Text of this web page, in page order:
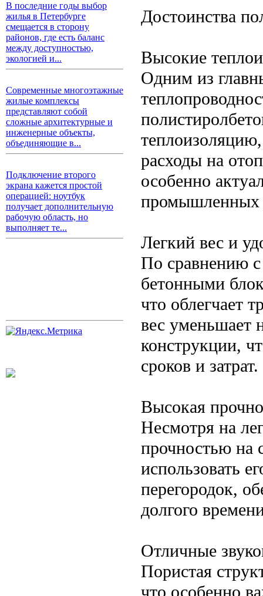
В последние годы выбор
жилья в Петербурге
смещается в сторону
районов, где есть баланс
между доступностью,
экологией и...
Современные многоэтажные
жилые комплексы
представляют собой
сложные архитектурные и
инженерные объекты,
объединяющие в...
Подключение второго
экрана кажется простой
операцией: ноутбук
получает дополнительную
рабочую область, но
выполняет те...
Достоинства
Высокие
Одним из
расходы на
особенно
промышленных
Легкий вес и
По сравнению
бетонными
что облегчает
вес уменьшает
конструкции,
сроков и затрат.
Высокая
Несмотря на
прочностью на
использовать
перегородок,
долгого
Отличные
Пористая
что особенно